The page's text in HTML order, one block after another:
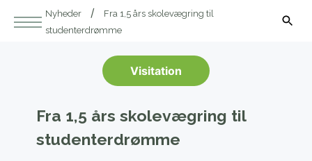
Nyheder
Fra 1,5 års skolevægring til
studenterdrømme
Visitation
Fra 1,5 års skolevægring til
studenterdrømme